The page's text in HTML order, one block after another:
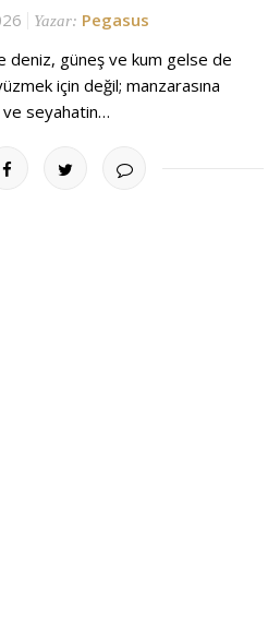
Yazar: Pegasus
deniz, güneş ve kum gelse de
için değil; manzarasına
ve seyahatin…